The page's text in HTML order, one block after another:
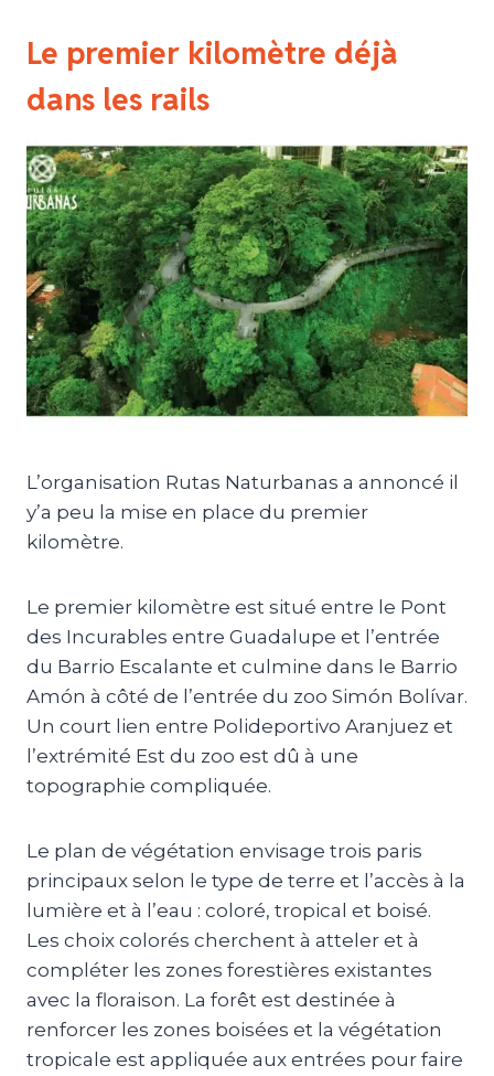
Le premier kilomètre déjà
dans les rails
L’organisation Rutas Naturbanas a annoncé il
y’a peu la mise en place du premier
kilomètre.
Le premier kilomètre est situé entre le Pont
des Incurables entre Guadalupe et l’entrée
du Barrio Escalante et culmine dans le Barrio
Amón à côté de l’entrée du zoo Simón Bolívar.
Un court lien entre Polideportivo Aranjuez et
l’extrémité Est du zoo est dû à une
topographie compliquée.
Le plan de végétation envisage trois paris
principaux selon le type de terre et l’accès à la
lumière et à l’eau : coloré, tropical et boisé.
Les choix colorés cherchent à atteler et à
compléter les zones forestières existantes
avec la floraison. La forêt est destinée à
renforcer les zones boisées et la végétation
tropicale est appliquée aux entrées pour faire